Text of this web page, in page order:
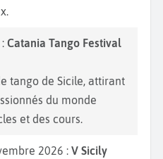
Catania Tango Festival
tango de Sicile, attirant
du monde
et des cours.
2026 : V Sicily